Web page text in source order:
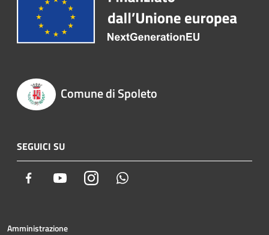
Comune di Spoleto
SEGUICI SU
Facebook YoutubeInstagram
Amministrazione